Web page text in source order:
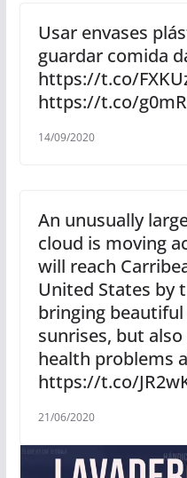
Usar envases
guardar comida
https://t.co/
https://t.co/
14/09/2020
An unusually
cloud is moving
will reach
United States by
bringing
sunrises, but
health problems
https://t.co/
21/06/2020